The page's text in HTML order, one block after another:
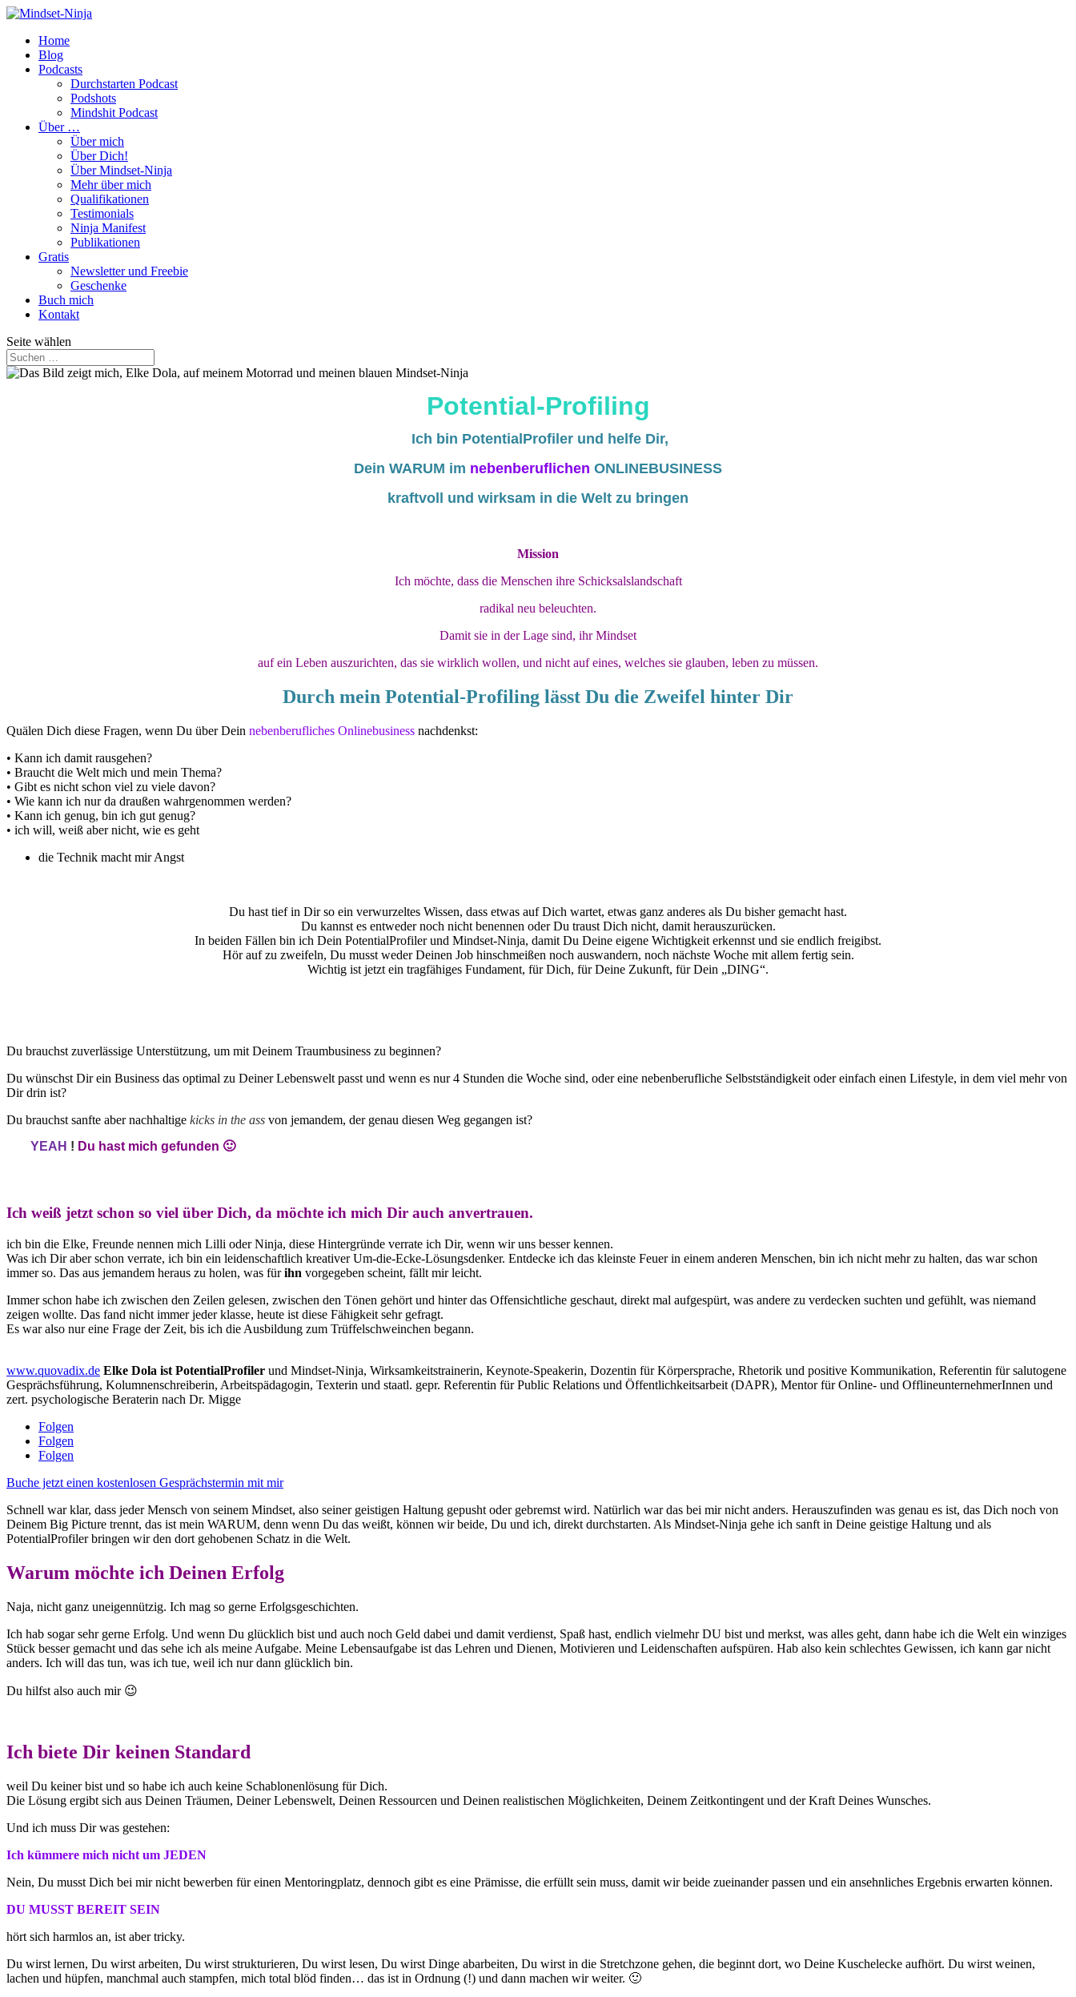
Home
Blog
Podcasts
Durchstarten Podcast
Podshots
Mindshit Podcast
Über …
Über mich
Über Dich!
Über Mindset-Ninja
Mehr über mich
Qualifikationen
Testimonials
Ninja Manifest
Publikationen
Gratis
Newsletter und Freebie
Geschenke
Buch mich
Kontakt
Seite wählen
Potential-Profiling
Ich bin PotentialProfiler und helfe Dir,
Dein WARUM im nebenberuflichen ONLINEBUSINESS
kraftvoll und wirksam in die Welt zu bringen
Mission
Ich möchte, dass die Menschen ihre Schicksalslandschaft
radikal neu beleuchten.
Damit sie in der Lage sind, ihr Mindset
auf ein Leben auszurichten, das sie wirklich wollen, und nicht auf eines, welches sie glauben, leben zu müssen.
Durch mein Potential-Profiling lässt Du die Zweifel hinter Dir
Quälen Dich diese Fragen, wenn Du über Dein nebenberufliches Onlinebusiness nachdenkst:
• Kann ich damit rausgehen?
• Braucht die Welt mich und mein Thema?
• Gibt es nicht schon viel zu viele davon?
• Wie kann ich nur da draußen wahrgenommen werden?
• Kann ich genug, bin ich gut genug?
• ich will, weiß aber nicht, wie es geht
die Technik macht mir Angst
Du hast tief in Dir so ein verwurzeltes Wissen, dass etwas auf Dich wartet, etwas ganz anderes als Du bisher gemacht hast.
Du kannst es entweder noch nicht benennen oder Du traust Dich nicht, damit herauszurücken.
In beiden Fällen bin ich Dein PotentialProfiler und Mindset-Ninja, damit Du Deine eigene Wichtigkeit erkennst und sie endlich freigibst.
Hör auf zu zweifeln, Du musst weder Deinen Job hinschmeißen noch auswandern, noch nächste Woche mit allem fertig sein.
Wichtig ist jetzt ein tragfähiges Fundament, für Dich, für Deine Zukunft, für Dein „DING“.
Du brauchst zuverlässige Unterstützung, um mit Deinem Traumbusiness zu beginnen?
Du wünschst Dir ein Business das optimal zu Deiner Lebenswelt passt und wenn es nur 4 Stunden die Woche sind, oder eine nebenberufliche Selbstständigkeit oder einfach einen Lifestyle, in dem viel mehr von
Dir drin ist?
Du brauchst sanfte aber nachhaltige kicks in the ass von jemandem, der genau diesen Weg gegangen ist?
YEAH ! Du hast mich gefunden 🙂
Ich weiß jetzt schon so viel über Dich, da möchte ich mich Dir auch anvertrauen.
ich bin die Elke, Freunde nennen mich Lilli oder Ninja, diese Hintergründe verrate ich Dir, wenn wir uns besser kennen.
Was ich Dir aber schon verrate, ich bin ein leidenschaftlich kreativer Um-die-Ecke-Lösungsdenker. Entdecke ich das kleinste Feuer in einem anderen Menschen, bin ich nicht mehr zu halten, das war schon
immer so. Das aus jemandem heraus zu holen, was fürihn vorgegeben scheint, fällt mir leicht.
Immer schon habe ich zwischen den Zeilen gelesen, zwischen den Tönen gehört und hinter das Offensichtliche geschaut, direkt mal aufgespürt, was andere zu verdecken suchten und gefühlt, was niemand
zeigen wollte. Das fand nicht immer jeder klasse, heute ist diese Fähigkeit sehr gefragt.
Es war also nur eine Frage der Zeit, bis ich die Ausbildung zum Trüffelschweinchen begann.
www.quovadix.de Elke Dola ist PotentialProfiler und Mindset-Ninja, Wirksamkeitstrainerin, Keynote-Speakerin, Dozentin für Körpersprache, Rhetorik und positive Kommunikation, Referentin für salutogene
Gesprächsführung, Kolumnenschreiberin, Arbeitspädagogin, Texterin und staatl. gepr. Referentin für Public Relations und Öffentlichkeitsarbeit (DAPR), Mentor für Online- und OfflineunternehmerInnen und
zert. psychologische Beraterin nach Dr. Migge
Folgen
Folgen
Folgen
Buche jetzt einen kostenlosen Gesprächstermin mit mir
Schnell war klar, dass jeder Mensch von seinem Mindset, also seiner geistigen Haltung gepusht oder gebremst wird. Natürlich war das bei mir nicht anders. Herauszufinden was genau es ist, das Dich noch von
Deinem Big Picture trennt, das ist mein WARUM, denn wenn Du das weißt, können wir beide, Du und ich, direkt durchstarten. Als Mindset-Ninja gehe ich sanft in Deine geistige Haltung und als
PotentialProfiler bringen wir den dort gehobenen Schatz in die Welt.
Warum möchte ich Deinen Erfolg
Naja, nicht ganz uneigennützig. Ich mag so gerne Erfolgsgeschichten.
Ich hab sogar sehr gerne Erfolg. Und wenn Du glücklich bist und auch noch Geld dabei und damit verdienst, Spaß hast, endlich vielmehr DU bist und merkst, was alles geht, dann habe ich die Welt ein winziges
Stück besser gemacht und das sehe ich als meine Aufgabe. Meine Lebensaufgabe ist das Lehren und Dienen, Motivieren und Leidenschaften aufspüren. Hab also kein schlechtes Gewissen, ich kann gar nicht
anders. Ich will das tun, was ich tue, weil ich nur dann glücklich bin.
Du hilfst also auch mir 😉
Ich biete Dir keinen Standard
weil Du keiner bist und so habe ich auch keine Schablonenlösung für Dich.
Die Lösung ergibt sich aus Deinen Träumen, Deiner Lebenswelt, Deinen Ressourcen und Deinen realistischen Möglichkeiten, Deinem Zeitkontingent und der Kraft Deines Wunsches.
Und ich muss Dir was gestehen:
Ich kümmere mich nicht um JEDEN
Nein, Du musst Dich bei mir nicht bewerben für einen Mentoringplatz, dennoch gibt es eine Prämisse, die erfüllt sein muss, damit wir beide zueinander passen und ein ansehnliches Ergebnis erwarten können.
DU MUSST BEREIT SEIN
hört sich harmlos an, ist aber tricky.
Du wirst lernen, Du wirst arbeiten, Du wirst strukturieren, Du wirst lesen, Du wirst Dinge abarbeiten, Du wirst in die Stretchzone gehen, die beginnt dort, wo Deine Kuschelecke aufhört. Du wirst weinen,
lachen und hüpfen, manchmal auch stampfen, mich total blöd finden… das ist in Ordnung (!) und dann machen wir weiter. 🙂